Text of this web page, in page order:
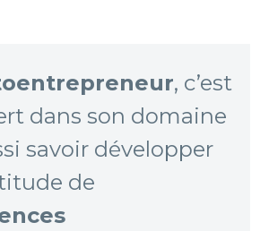
, c’est
dans son domaine
savoir développer
de